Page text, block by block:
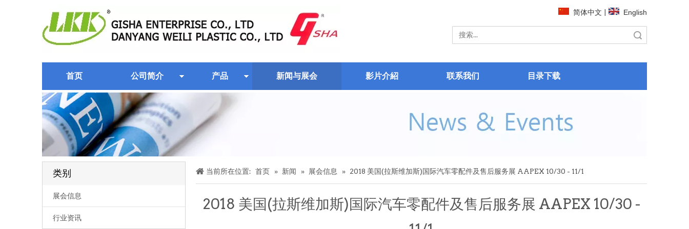
简体中文 English
首页 公司简介 产品 新闻与展会 影片介紹 联系我们 目录下载
类别
展会信息
行业资讯
当前所在位置: 首页 » 新闻 » 展会信息 » 2018 美国(拉斯维加斯)国际汽车零配件及售后服务展 AAPEX 10/30 - 11/1
2018 美国(拉斯维加斯)国际汽车零配件及售后服务展 AAPEX 10/30 -